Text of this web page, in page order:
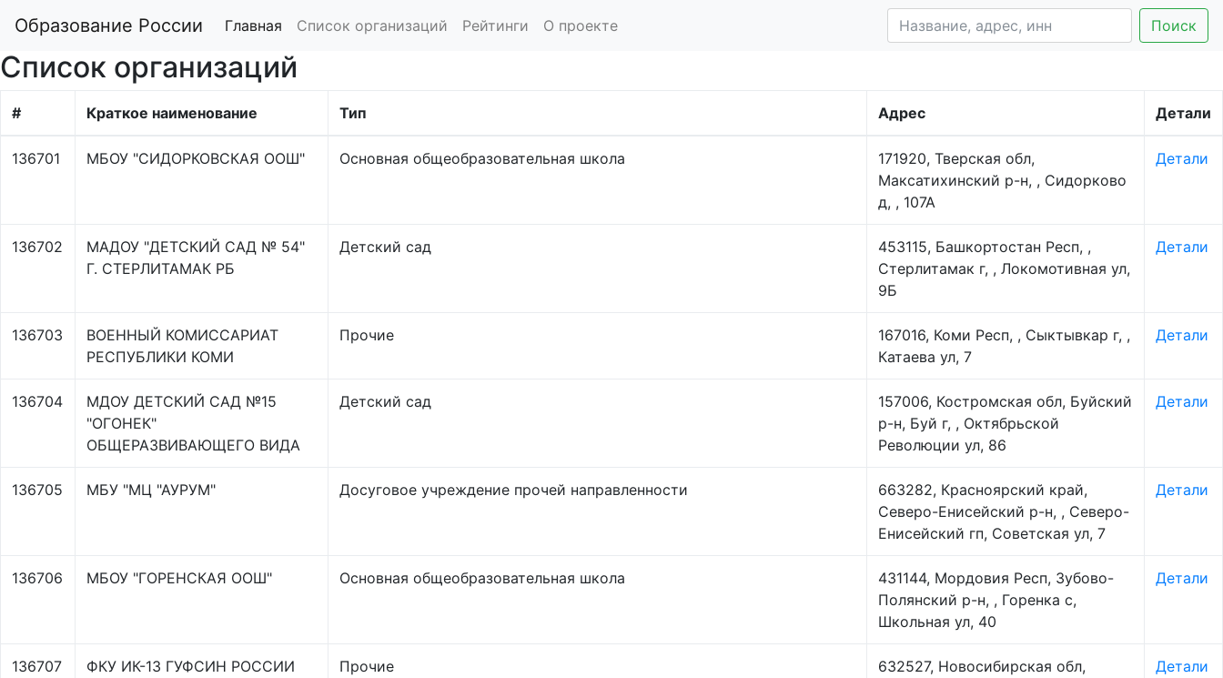
Образование России Главная Список организаций Рейтинги О проекте Поиск
Список организаций
# Краткое наименование Тип Адрес Детали
136701 МБОУ "СИДОРКОВСКАЯ ООШ" Основная общеобразовательная школа
171920, Тверская обл,
Максатихинский р-н, , Сидорково
д, , 107А
Детали
136702
МАДОУ "ДЕТСКИЙ САД № 54"
Г. СТЕРЛИТАМАК РБ
Детский сад
453115, Башкортостан Респ, ,
Стерлитамак г, , Локомотивная ул,
9Б
Детали
136703
ВОЕННЫЙ КОМИССАРИАТ
РЕСПУБЛИКИ КОМИ
Прочие
167016, Коми Респ, , Сыктывкар г, ,
Катаева ул, 7
Детали
136704
МДОУ ДЕТСКИЙ САД №15
"ОГОНЕК"
ОБЩЕРАЗВИВАЮЩЕГО ВИДА
Детский сад
157006, Костромская обл, Буйский
р-н, Буй г, , Октябрьской
Революции ул, 86
Детали
136705 МБУ "МЦ "АУРУМ" Досуговое учреждение прочей направленности
663282, Красноярский край,
Северо-Енисейский р-н, , Северо-
Енисейский гп, Советская ул, 7
Детали
136706 МБОУ "ГОРЕНСКАЯ ООШ" Основная общеобразовательная школа
431144, Мордовия Респ, Зубово-
Полянский р-н, , Горенка с,
Школьная ул, 40
Детали
136707
ФКУ ИК-13 ГУФСИН РОССИИ
Прочие
632527, Новосибирская обл,
Детали